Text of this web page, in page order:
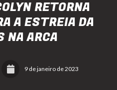
RETORNA
A ESTREIA DA
NA ARCA
9 de janeiro de 2023